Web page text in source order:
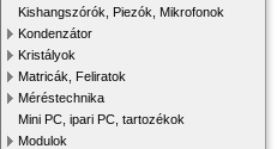
Kishangszórók, Piezók, Mikrofonok
Kondenzátor
Kristályok
Matricák, Feliratok
Méréstechnika
Mini PC, ipari PC, tartozékok
Modulok